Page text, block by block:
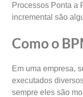
Processos Ponta a
incremental são
Como o
Em uma empresa,
executados
sempre eles são